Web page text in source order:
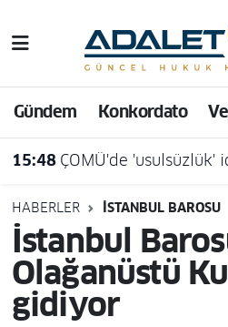
Gündem Konkordato
15:48 ÇOMÜ'de 'usulsüzlük'
HABERLER İSTANBUL BAROSU
İstanbul
Olağanüstü
gidiyor
Hava Durumu
Trafik Durumu
Süper Lig Puan
Tüm Manşetler
Son Dakika Haberleri
Haber Arşivi